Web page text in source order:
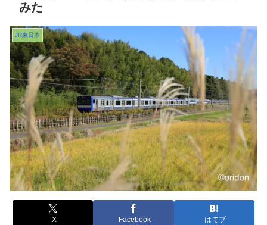
みた
JR東日本
X Facebook はてブ